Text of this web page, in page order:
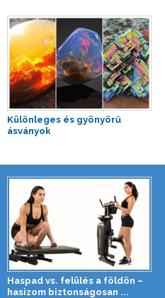
Különleges és gyönyörű
ásványok
Haspad vs. felülés a földön –
hasizom biztonságosan ...